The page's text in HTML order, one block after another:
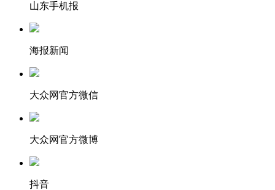
山东手机报
海报新闻
大众网官方微信
大众网官方微博
抖音